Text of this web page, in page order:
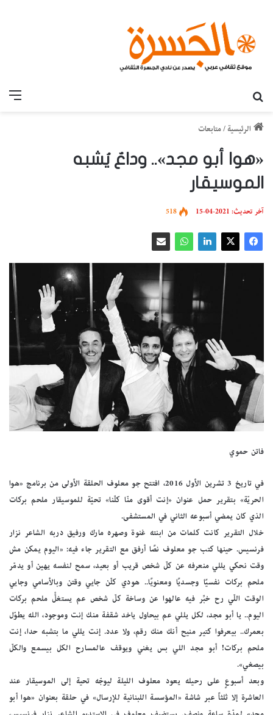
الرئيسية /متابعات
«هوا أبو مجد».. وداعٌ يُشبه
الموسيقار
آخر تحديث: 2021-04-15 518
فاتن حموي
في تاريخ 3 تشرين الأول 2016، افتتح جو معلوف الحلقة الأولى من برنامج «هوا
الحريّة» بتقرير حمل عنوان «إنت أقوى منّا كلّنا» تحيّة للموسيقار ملحم بركات
الذي كان يمضي أسبوعه الثاني في المستشفى.
خلال التقرير كانت كلمات من ابنته غنوة وصهره مارك ورفيق دربه الشاعر نزار
فرنسيس. حينها كتب جو معلوف نصًا أرفق مع التقرير جاء فيه: «اليوم يمكن مش
وقت نحكي يللي منعرفه عن كلّ شخص قريب أو بعيد، سمح لنفسه يهين أو يدمّر
ملحم بركات نفسيًا وجسديًا ومعنويًا.. هودي كلّن جايي وقتن وبالأسامي وجايي
الوقت اللّي رح خبِّر فيه عالهوا عن وساخة كلّ شخص عم يستغلّْ ملحم بركات
اليوم.. يا أبو مجد، لكل يللي عم بيحاول ياخد شقفة منك إنت وموجود، الله يطوّل
بعمرك.. بيعرفوا كتير منيح أنك منك رقم، ولا عدد. إنت يللي ما بتشبه حدا، إنت
ملحم بركات! أبو مجد اللي بس يغني ويوقف عالمسارح الكل بيسمع والكلّ
بيصغي».
وبعد أسبوعٍ على رحيله يعود معلوف الليلة ليوجّه تحية إلى الموسيقار عند
العاشرة إلا ثلثاً عبر شاشة «المؤسسة اللبنانية للإرسال» في حلقة بعنوان «هوا أبو